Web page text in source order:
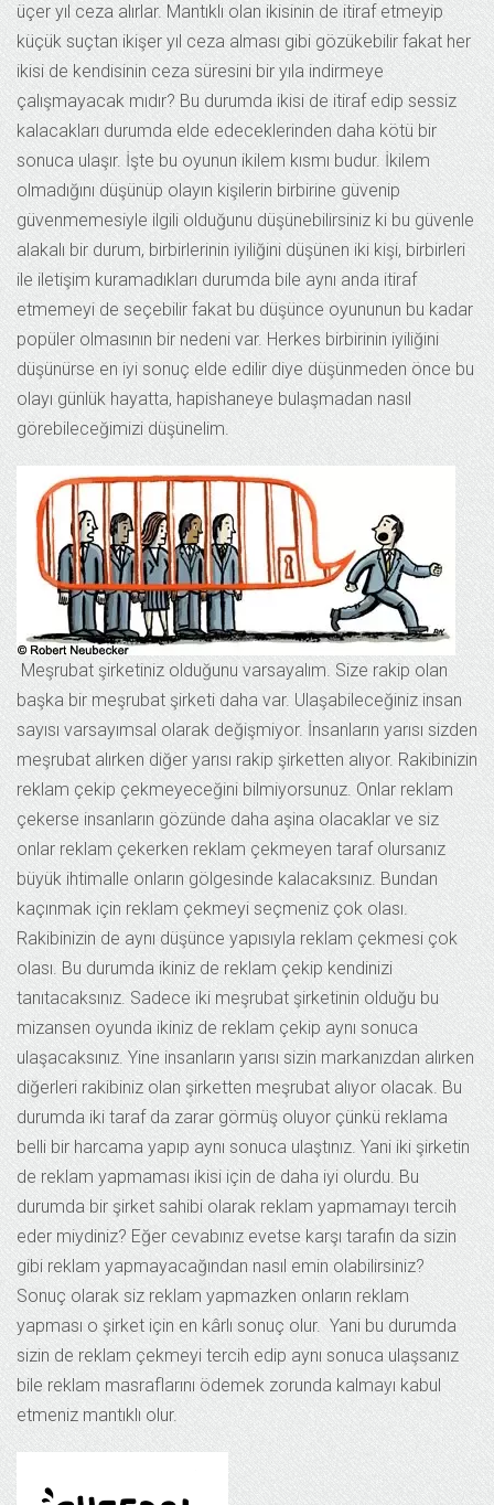
üçer yıl ceza alırlar. Mantıklı olan ikisinin de itiraf etmeyip
küçük suçtan ikişer yıl ceza alması gibi gözükebilir fakat her
ikisi de kendisinin ceza süresini bir yıla indirmeye
çalışmayacak mıdır? Bu durumda ikisi de itiraf edip sessiz
kalacakları durumda elde edeceklerinden daha kötü bir
sonuca ulaşır. İşte bu oyunun ikilem kısmı budur. İkilem
olmadığını düşünüp olayın kişilerin birbirine güvenip
güvenmemesiyle ilgili olduğunu düşünebilirsiniz ki bu güvenle
alakalı bir durum, birbirlerinin iyiliğini düşünen iki kişi, birbirleri
ile iletişim kuramadıkları durumda bile aynı anda itiraf
etmemeyi de seçebilir fakat bu düşünce oyununun bu kadar
popüler olmasının bir nedeni var. Herkes birbirinin iyiliğini
düşünürse en iyi sonuç elde edilir diye düşünmeden önce bu
olayı günlük hayatta, hapishaneye bulaşmadan nasıl
görebileceğimizi düşünelim.
Meşrubat şirketiniz olduğunu varsayalım. Size rakip olan
başka bir meşrubat şirketi daha var. Ulaşabileceğiniz insan
sayısı varsayımsal olarak değişmiyor. İnsanların yarısı sizden
meşrubat alırken diğer yarısı rakip şirketten alıyor. Rakibinizin
reklam çekip çekmeyeceğini bilmiyorsunuz. Onlar reklam
çekerse insanların gözünde daha aşina olacaklar ve siz
onlar reklam çekerken reklam çekmeyen taraf olursanız
büyük ihtimalle onların gölgesinde kalacaksınız. Bundan
kaçınmak için reklam çekmeyi seçmeniz çok olası.
Rakibinizin de aynı düşünce yapısıyla reklam çekmesi çok
olası. Bu durumda ikiniz de reklam çekip kendinizi
tanıtacaksınız. Sadece iki meşrubat şirketinin olduğu bu
mizansen oyunda ikiniz de reklam çekip aynı sonuca
ulaşacaksınız. Yine insanların yarısı sizin markanızdan alırken
diğerleri rakibiniz olan şirketten meşrubat alıyor olacak. Bu
durumda iki taraf da zarar görmüş oluyor çünkü reklama
belli bir harcama yapıp aynı sonuca ulaştınız. Yani iki şirketin
de reklam yapmaması ikisi için de daha iyi olurdu. Bu
durumda bir şirket sahibi olarak reklam yapmamayı tercih
eder miydiniz? Eğer cevabınız evetse karşı tarafın da sizin
gibi reklam yapmayacağından nasıl emin olabilirsiniz?
Sonuç olarak siz reklam yapmazken onların reklam
yapması o şirket için en kârlı sonuç olur. Yani bu durumda
sizin de reklam çekmeyi tercih edip aynı sonuca ulaşsanız
bile reklam masraflarını ödemek zorunda kalmayı kabul
etmeniz mantıklı olur.